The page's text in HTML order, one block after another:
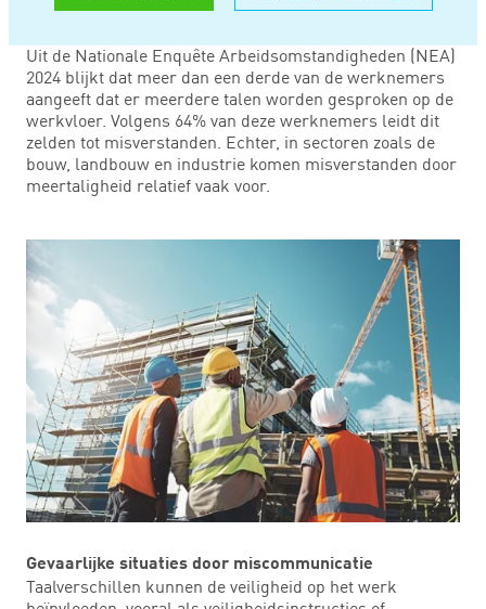
Uit de Nationale Enquête Arbeidsomstandigheden (NEA)
2024 blijkt dat meer dan een derde van de werknemers
aangeeft dat er meerdere talen worden gesproken op de
werkvloer. Volgens 64% van deze werknemers leidt dit
zelden tot misverstanden. Echter, in sectoren zoals de
bouw, landbouw en industrie komen misverstanden door
meertaligheid relatief vaak voor.
Gevaarlijke situaties door miscommunicatie
Taalverschillen kunnen de veiligheid op het werk